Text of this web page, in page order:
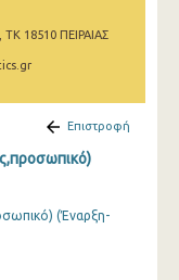
18510 ΠΕΙΡΑΙΑΣ
Επιστροφή
(Έναρξη-